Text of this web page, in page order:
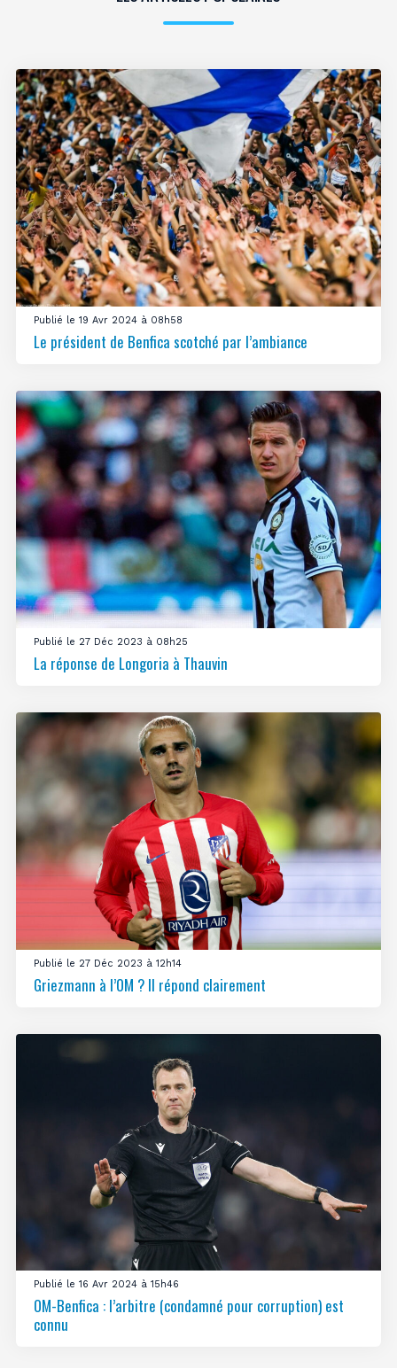
Publié le 19 Avr 2024 à 08h58
Le président de Benfica scotché par l’ambiance
Publié le 27 Déc 2023 à 08h25
La réponse de Longoria à Thauvin
Publié le 27 Déc 2023 à 12h14
Griezmann à l’OM ? Il répond clairement
Publié le 16 Avr 2024 à 15h46
OM-Benfica : l’arbitre (condamné pour corruption) est
connu